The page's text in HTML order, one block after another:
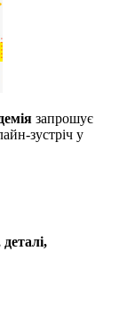
запрошує
зустріч у